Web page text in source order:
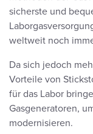
sicherste und
weltweit noch
Da sich jedoch
Vorteile von
für das Labor
Gasgeneratoren,
modernisieren.